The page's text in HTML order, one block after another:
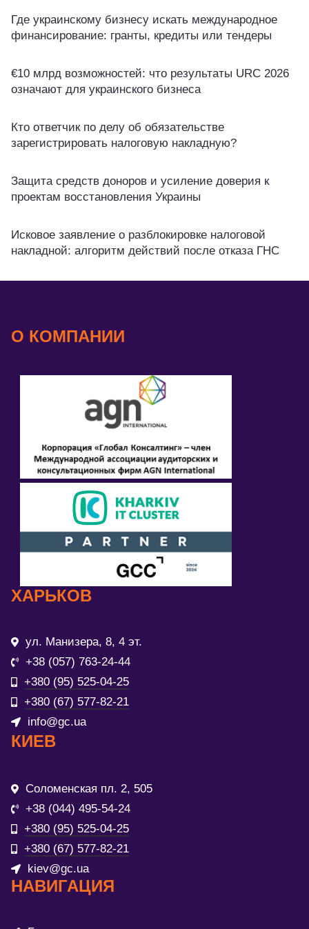
Где украинскому бизнесу искать международное
финансирование: гранты, кредиты или тендеры
€10 млрд возможностей: что результаты URC 2026
означают для украинского бизнеса
Кто ответчик по делу об обязательстве
зарегистрировать налоговую накладную?
Защита средств доноров и усиление доверия к
проектам восстановления Украины
Исковое заявление о разблокировке налоговой
накладной: алгоритм действий после отказа ГНС
О КОМПАНИИ
ХАРЬКОВ
ул. Манизера, 8, 4 эт.
+38 (057) 763-24-44
+380 (95) 525-04-25
+380 (67) 577-82-21
info@gc.ua
КИЕВ
Соломенская пл. 2, 505
+38 (044) 495-54-24
+380 (95) 525-04-25
+380 (67) 577-82-21
kiev@gc.ua
НАВИГАЦИЯ